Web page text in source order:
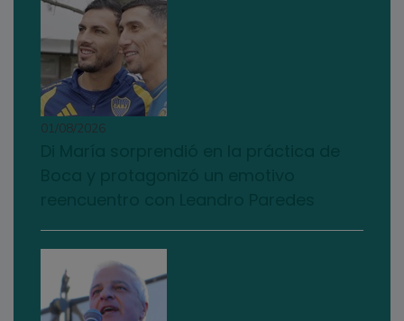
01/08/2026